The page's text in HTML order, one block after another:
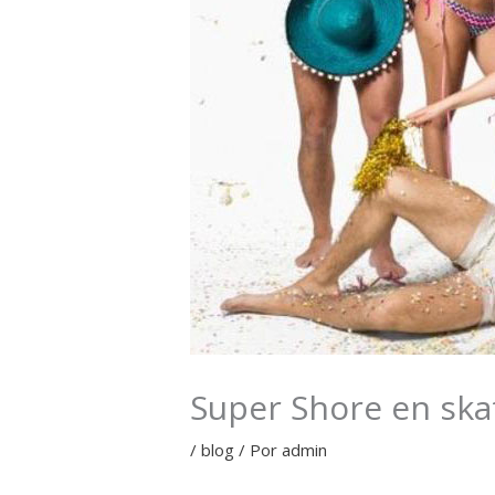
Super Shore en
/blog / Poradmin